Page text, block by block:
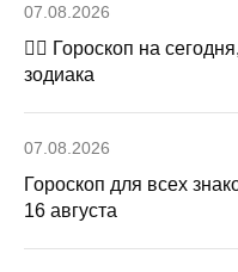
07.08.2026
🧙‍♀ Гороскоп на
зодиака
07.08.2026
Гороскоп для всех
16 августа